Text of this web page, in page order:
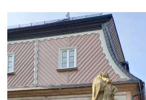
Delfín na Sfingovém rybníku v zámeckém
parku v Duchcově
Sfinga II. na Sfingovém rybníku v
zámeckém parku v Duchcově
Sfinga I. na Sfingovém rybníku v zámeckém
parku v Duchcově